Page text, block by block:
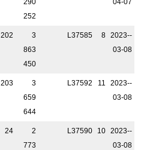
290
252
04-07
202
3
863
450
L37585 8
2023-­
03-08
203
3
659
644
L37592 11
2023-­
03-08
24
2
773
L37590 10
2023-­
03-08